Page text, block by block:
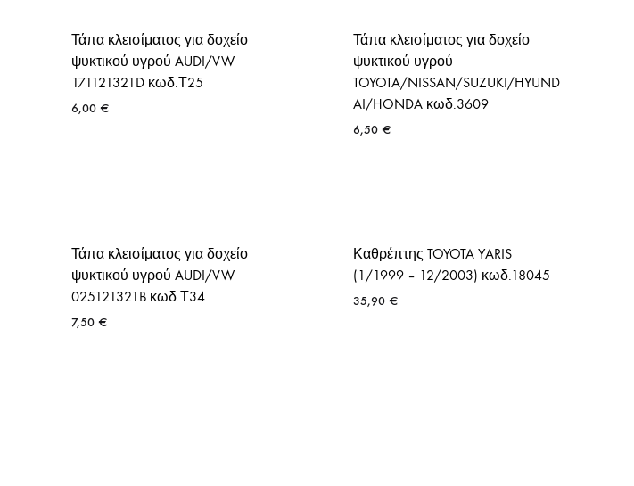
Τάπα κλεισίματος για δοχείο
ψυκτικού υγρού AUDI/VW
171121321D κωδ.Τ25
6,00 €
Τάπα κλεισίματος για δοχείο
ψυκτικού υγρού
TOYOTA/NISSAN/SUZUKI/HYUND
AI/HONDA κωδ.3609
6,50 €
Τάπα κλεισίματος για δοχείο
ψυκτικού υγρού AUDI/VW
025121321B κωδ.Τ34
7,50 €
Καθρέπτης TOYOTA YARIS
(1/1999 – 12/2003) κωδ.18045
35,90 €